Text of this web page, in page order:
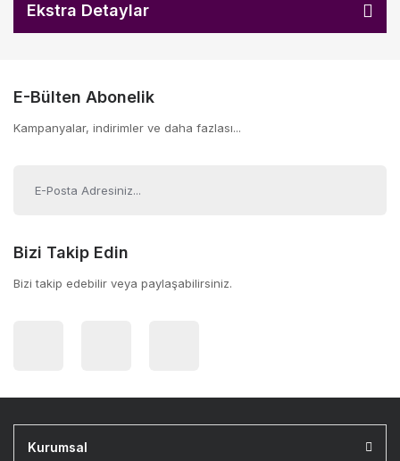
Ekstra Detaylar
E-Bülten Abonelik
Kampanyalar, indirimler ve daha fazlası...
Bizi Takip Edin
Bizi takip edebilir veya paylaşabilirsiniz.
Kurumsal